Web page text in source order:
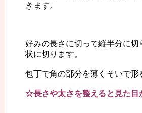
きます。
好みの長さに切って縦半分に切
状に切ります。
包丁で角の部分を薄くそいで形
☆長さや太さを整えると見た目